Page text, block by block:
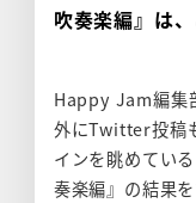
吹奏楽編』は
Happy Jam編集
外にTwitter投稿
インを眺めてい
奏楽編』の結果